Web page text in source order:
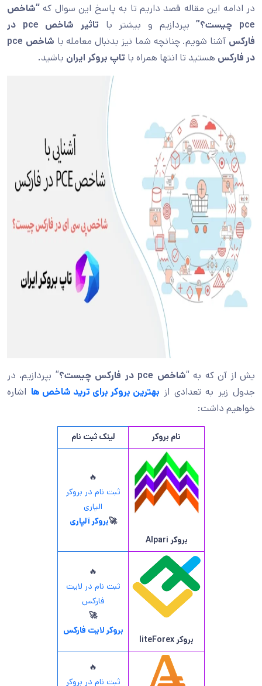
در ادامه این مقاله قصد داریم تا به پاسخ این سوال که “شاخص
pce چیست؟”
بپردازیم و بیشتر با
تاثیر شاخص pce در
فارکس آشنا شویم. چنانچه شما نیز بدنبال معامله با
شاخص pce
در فارکس هستید تا انتها همراه با تاپ بروکر ایران باشید.
یش از آن که به “شاخص pce در فارکس چیست؟
” بپردازیم، در
جدول زیر به تعدادی از بهترین بروکر برای ترید شاخص ها اشاره
خواهیم داشت:
نام بروکر لینک ثبت نام
بروکر Alpari
🔥
ثبت نام در بروکر
الپاری
🚀بروکر آلپاری
بروکر liteForex
🔥
ثبت نام در لایت
فارکس
🚀
بروکر لایت فارکس
🔥
ثبت نام در بروکر